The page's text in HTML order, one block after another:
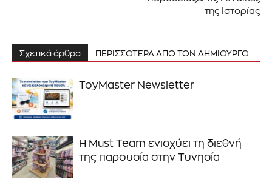
της Ιστορίας
Σχετικά άρθρα ΠΕΡΙΣΣΟΤΕΡΑ ΑΠΟ ΤΟΝ ΔΗΜΙΟΥΡΓΟ
ToyMaster Newsletter
Η Must Team ενισχύει τη διεθνή
της παρουσία στην Τυνησία